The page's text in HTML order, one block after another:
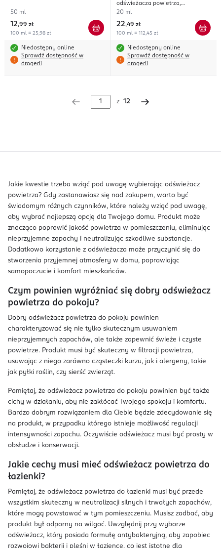
50 ml
12,99 zł
100 ml = 25,98 zł
Niedostępny online
Sprawdź dostępność w
drogerii
odświeżacza powietrza,
Refreshing Air
20 ml
22,49 zł
100 ml = 112,45 zł
Niedostępny online
Sprawdź dostępność w
drogerii
z 12
Jakie kwestie trzeba wziąć pod uwagę wybierając odświeżacz
powietrza? Gdy zastanawiasz się nad zakupem, warto być
świadomym różnych czynników, które należy wziąć pod uwagę,
aby wybrać najlepszą opcję dla Twojego domu. Produkt może
znacząco poprawić jakość powietrza w pomieszczeniu, eliminując
nieprzyjemne zapachy i neutralizując szkodliwe substancje.
Dodatkowo korzystanie z odświeżacza może przyczynić się do
stworzenia przyjemnej atmosfery w domu, poprawiając
samopoczucie i komfort mieszkańców.
Czym powinien wyróżniać się dobry odświeżacz
powietrza do pokoju?
Dobry odświeżacz powietrza do pokoju powinien
charakteryzować się nie tylko skutecznym usuwaniem
nieprzyjemnych zapachów, ale także zapewnić świeże i czyste
powietrze. Produkt musi być skuteczny w filtracji powietrza,
usuwając z niego zarówno cząsteczki kurzu, jak i alergeny, takie
jak pyłki roślin, czy sierść zwierząt.
Pamiętaj, że odświeżacz powietrza do pokoju powinien być także
cichy w działaniu, aby nie zakłócać Twojego spokoju i komfortu.
Bardzo dobrym rozwiązaniem dla Ciebie będzie zdecydowanie się
na produkt, w przypadku którego istnieje możliwość regulacji
intensywności zapachu. Oczywiście odświeżacz musi być prosty w
obsłudze i konserwacji.
Jakie cechy musi mieć odświeżacz powietrza do
łazienki?
Pamiętaj, że odświeżacz powietrza do łazienki musi być przede
wszystkim skuteczny w neutralizacji silnych i trwałych zapachów,
które mogą powstawać w tym pomieszczeniu. Musisz zadbać, aby
produkt był odporny na wilgoć. Uwzględnij przy wyborze
odświeżacz, który posiada formułę antybakteryjną, aby zapobiec
rozwojowi bakterii i pleśni w łazience, co jest istotne dla